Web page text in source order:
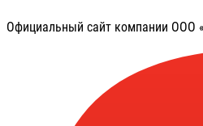
Официальный сайт компании ООО